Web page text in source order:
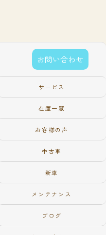
お問い合わせ
サービス
在庫一覧
お客様の声
中古車
新車
メンテナンス
ブログ